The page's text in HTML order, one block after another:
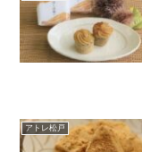
アトレ松戸